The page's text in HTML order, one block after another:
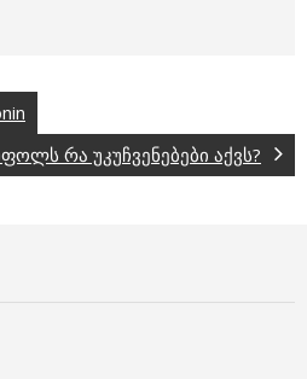
რა უკუჩვენებები აქვს?